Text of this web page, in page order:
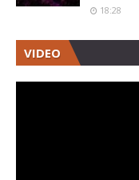
18:28
VIDEO